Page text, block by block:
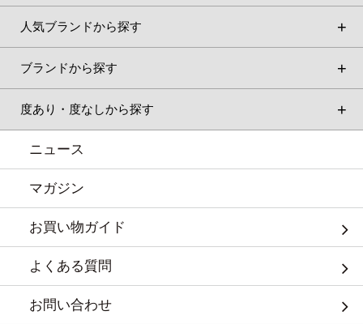
人気ブランドから探す
ブランドから探す
度あり・度なしから探す
ニュース
マガジン
お買い物ガイド
よくある質問
お問い合わせ